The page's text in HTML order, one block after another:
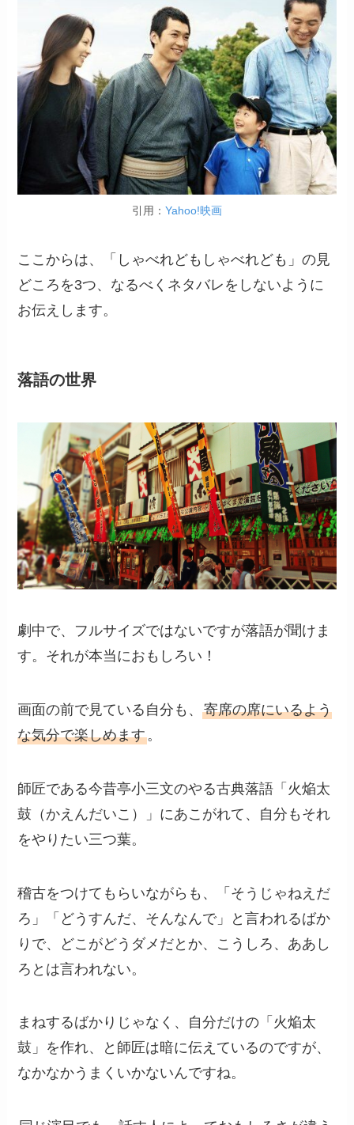
引用： Yahoo!映画
ここからは、「しゃべれどもしゃべれども」の見
どころを3つ、なるべくネタバレをしないように
お伝えします。
落語の世界
劇中で、フルサイズではないですが落語が聞けま
す。それが本当におもしろい！
画面の前で見ている自分も、寄席の席にいるよう
な気分で楽しめます。
師匠である今昔亭小三文のやる古典落語「火焔太
鼓（かえんだいこ）」にあこがれて、自分もそれ
をやりたい三つ葉。
稽古をつけてもらいながらも、「そうじゃねえだ
ろ」「どうすんだ、そんなんで」と言われるばか
りで、どこがどうダメだとか、こうしろ、ああし
ろとは言われない。
まねするばかりじゃなく、自分だけの「火焔太
鼓」を作れ、と師匠は暗に伝えているのですが、
なかなかうまくいかないんですね。